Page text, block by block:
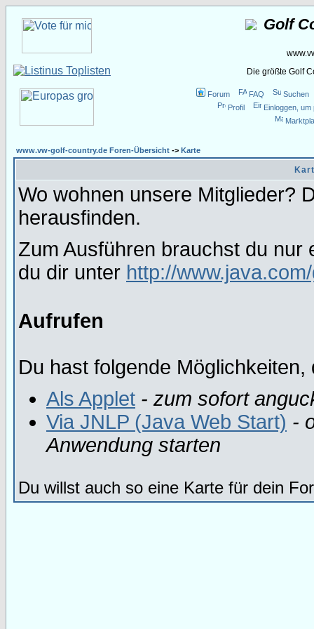
Golf
Die größte Golf
Forum FAQ
Suchen
Profil
Einloggen,
www.vw-golf-country.de Foren-Übersicht -> Karte
Wo wohnen unsere Mitglieder?
herausfinden.
Zum Ausführen brauchst du nur
du dir unter http://
Aufrufen
Du hast folgende
Als Applet - zum sofort
Via JNLP (Java Web Start) -
Anwendung starten
Du willst auch so eine Karte für dein